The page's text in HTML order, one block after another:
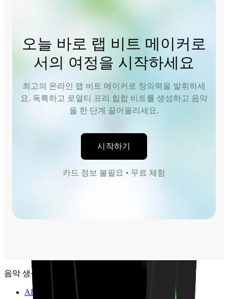
오늘 바로 랩 비트 메이커로
서의 여정을 시작하세요
최고의 온라인 랩 비트 메이커로 창의력을 발휘하세
요. 독특하고 로열티 프리 힙합 비트를 생성하고 음악
을 한 단계 끌어올리세요.
시작하기
카드 정보 불필요 • 무료 체험
음악 생성
AI 음악 생성기